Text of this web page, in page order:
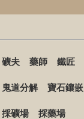
礦夫 藥師 鐵匠
鬼道分解 寶石鑲嵌
採礦場 採藥場